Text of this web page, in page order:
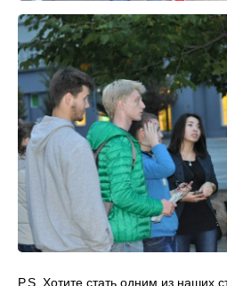
P.S. Хотите стать одним из наших